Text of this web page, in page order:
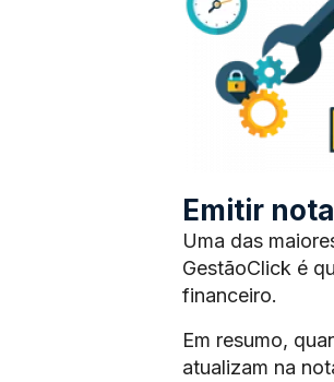
Emitir
Uma das
GestãoClick é
financeiro.
Em resumo,
atualizam na